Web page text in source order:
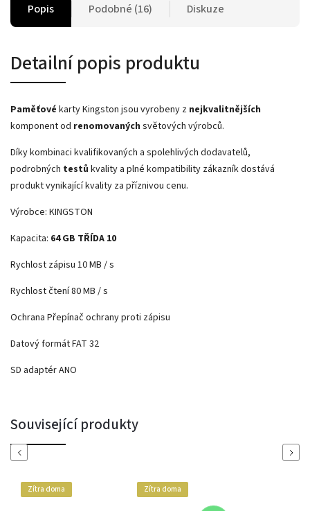
Popis Podobné (16) Diskuze
Detailní popis produktu
Paměťové karty Kingston jsou vyrobeny z nejkvalitnějších
komponent od renomovaných světových výrobců.
Díky kombinaci kvalifikovaných a spolehlivých dodavatelů,
podrobných testů kvality a plné kompatibility zákazník dostává
produkt vynikající kvality za příznivou cenu.
Výrobce: KINGSTON
Kapacita: 64 GB TŘÍDA 10
Rychlost zápisu 10 MB / s
Rychlost čtení 80 MB / s
Ochrana Přepínač ochrany proti zápisu
Datový formát FAT 32
SD adaptér ANO
Související produkty
Previous
Zítra doma Zítra doma
Next